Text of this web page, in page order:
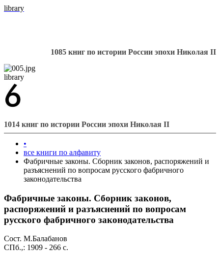
library
1085 книг по истории России эпохи Николая II
library
1014 книг по истории России эпохи Николая II
•
все книги по алфавиту
Фабричные законы. Сборник законов, распоряжений и
разъяснений по вопросам русского фабричного
законодательства
Фабричные законы. Сборник законов,
распоряжений и разъяснений по вопросам
русского фабричного законодательства
Сост. М.Балабанов
СПб.,: 1909 - 266 с.